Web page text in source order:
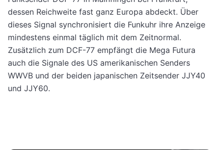
dessen Reichweite fast ganz Europa abdeckt. Über
dieses Signal synchronisiert die Funkuhr ihre Anzeige
mindestens einmal täglich mit dem Zeitnormal.
Zusätzlich zum DCF-77 empfängt die Mega Futura
auch die Signale des US amerikanischen Senders
WWVB und der beiden japanischen Zeitsender JJY40
und JJY60.